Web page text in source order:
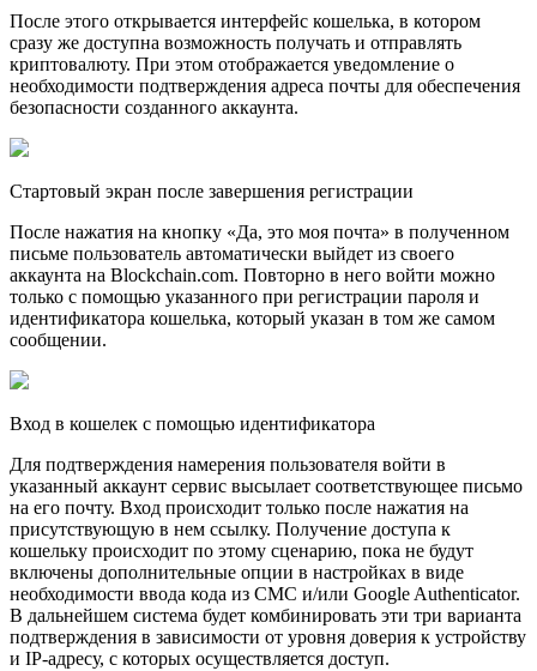
После этого открывается интерфейс кошелька, в котором
сразу же доступна возможность получать и отправлять
криптовалюту. При этом отображается уведомление о
необходимости подтверждения адреса почты для обеспечения
безопасности созданного аккаунта.
Стартовый экран после завершения регистрации
После нажатия на кнопку «Да, это моя почта» в полученном
письме пользователь автоматически выйдет из своего
аккаунта на Blockchain.com. Повторно в него войти можно
только с помощью указанного при регистрации пароля и
идентификатора кошелька, который указан в том же самом
сообщении.
Вход в кошелек с помощью идентификатора
Для подтверждения намерения пользователя войти в
указанный аккаунт сервис высылает соответствующее письмо
на его почту. Вход происходит только после нажатия на
присутствующую в нем ссылку. Получение доступа к
кошельку происходит по этому сценарию, пока не будут
включены дополнительные опции в настройках в виде
необходимости ввода кода из СМС и/или Google Authenticator.
В дальнейшем система будет комбинировать эти три варианта
подтверждения в зависимости от уровня доверия к устройству
и IP-адресу, с которых осуществляется доступ.